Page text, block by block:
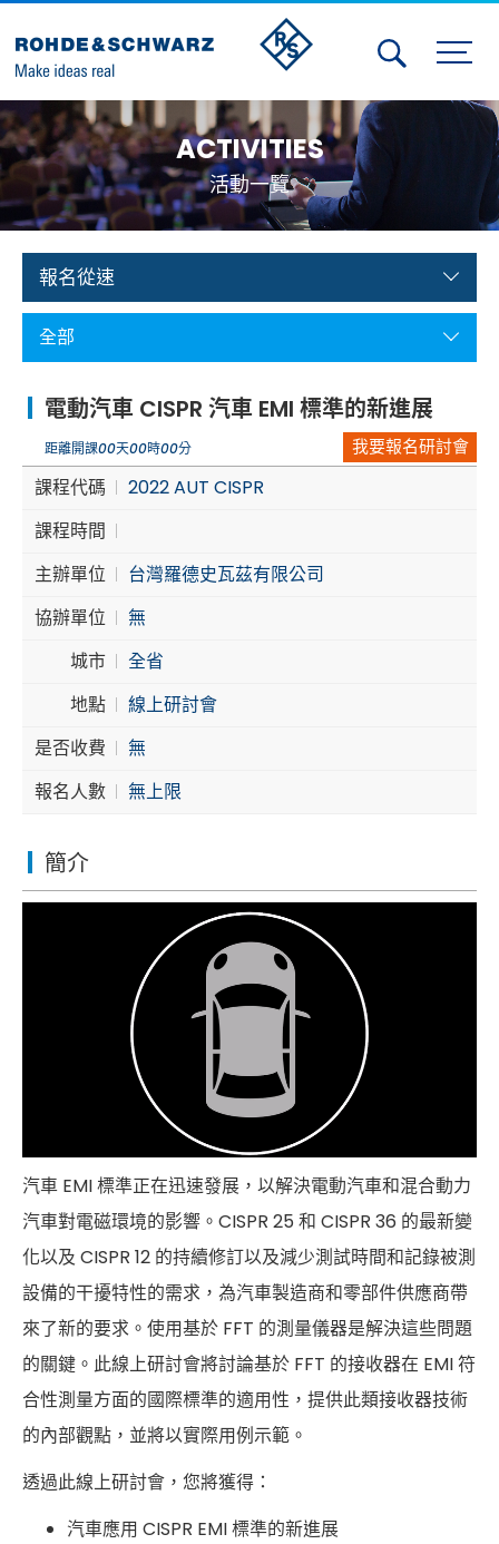
Activities
Contact Us
Member
Calendar
Member Login
Aerospace | Defense | Security
Broadcast and Media
Cybersecurity
ACTIVITIES
活動一覽
報名從速
全部
電動汽車 CISPR 汽車 EMI 標準的新進展
距離開課00天00時00分 我要報名研討會
課程代碼
2022 AUT CISPR
課程時間
主辦單位
台灣羅德史瓦茲有限公司
協辦單位
無
城市
全省
地點
線上研討會
是否收費
無
報名人數
無上限
簡介
汽車 EMI 標準正在迅速發展，以解決電動汽車和混合動力
汽車對電磁環境的影響。CISPR 25 和 CISPR 36 的最新變
化以及 CISPR 12 的持續修訂以及減少測試時間和記錄被測
設備的干擾特性的需求，為汽車製造商和零部件供應商帶
來了新的要求。使用基於 FFT 的測量儀器是解決這些問題
的關鍵。此線上研討會將討論基於 FFT 的接收器在 EMI 符
合性測量方面的國際標準的適用性，提供此類接收器技術
的內部觀點，並將以實際用例示範。
透過此線上研討會，您將獲得：
汽車應用 CISPR EMI 標準的新進展